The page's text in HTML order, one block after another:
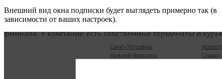
Внешний вид окна подписки будет выглядеть примерно так (в
зависимости от ваших настроек).